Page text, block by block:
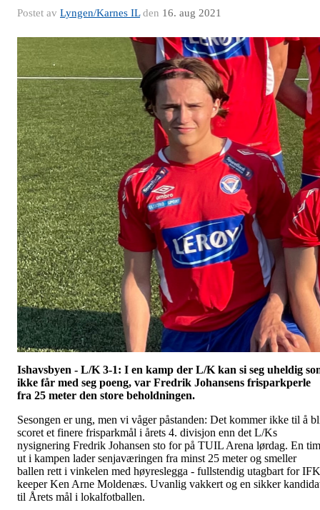
Postet av Lyngen/Karnes ILden 16. aug 2021
Ishavsbyen - L/K 3-1: I en kamp der L/K kan si seg uheldig
ikke får med seg poeng, var Fredrik Johansens frisparkperle
fra 25 meter den store beholdningen.
Sesongen er ung, men vi våger påstanden: Det kommer ikke til å
scoret et finere frisparkmål i årets 4. divisjon enn det L/Ks
nysignering Fredrik Johansen sto for på TUIL Arena lørdag. En
ut i kampen lader senjaværingen fra minst 25 meter og smeller
ballen rett i vinkelen med høyreslegga - fullstendig utagbart for
keeper Ken Arne Moldenæs. Uvanlig vakkert og en sikker
til Årets mål i lokalfotballen.